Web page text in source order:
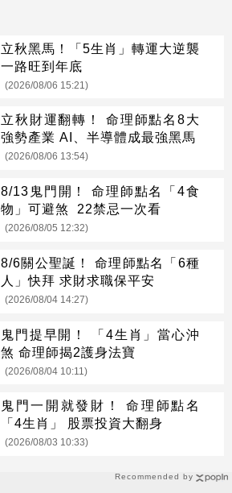
Recommended by
立秋黑馬！「5生肖」轉運大逆襲
一路旺到年底
(2026/08/06 15:21)
立秋財運翻轉！ 命理師點名8大
強勢產業 AI、半導體成最強黑馬
(2026/08/06 13:54)
8/13鬼門開！ 命理師點名「4食
物」可避煞 22禁忌一次看
(2026/08/05 12:32)
8/6關公聖誕！ 命理師點名「6種
人」快拜 求財求職保平安
(2026/08/04 14:27)
鬼門提早開！ 「4生肖」當心沖
煞 命理師揭2護身法寶
(2026/08/04 10:11)
鬼門一開就發財！ 命理師點名
「4生肖」 股票投資大翻身
(2026/08/03 10:33)